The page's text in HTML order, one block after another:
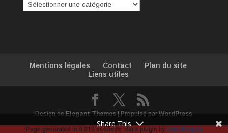
Catégories
Mentions légales Contact
Plan du site
Liens utiles
Design de Elegant Themes | Propulsé parWordPress
Page generated in 0,819 seconds. Stats plugin by www.blog.ca
Share This